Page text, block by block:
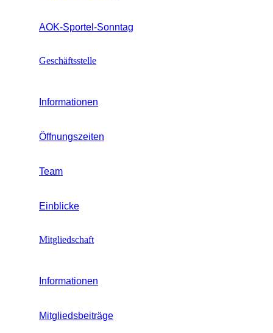
AOK-Sportel-Sonntag
Geschäftsstelle
Informationen
Öffnungszeiten
Team
Einblicke
Mitgliedschaft
Informationen
Mitgliedsbeiträge